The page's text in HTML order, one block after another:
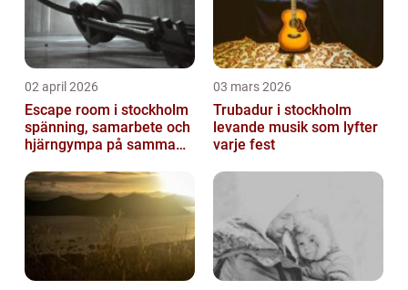
02 april 2026
Escape room i stockholm
spänning, samarbete och
hjärngympa på samma
03 mars 2026
Trubadur i stockholm
levande musik som lyfter
varje fest